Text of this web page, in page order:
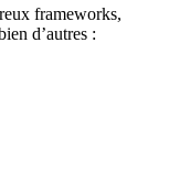
frameworks,
d’autres :